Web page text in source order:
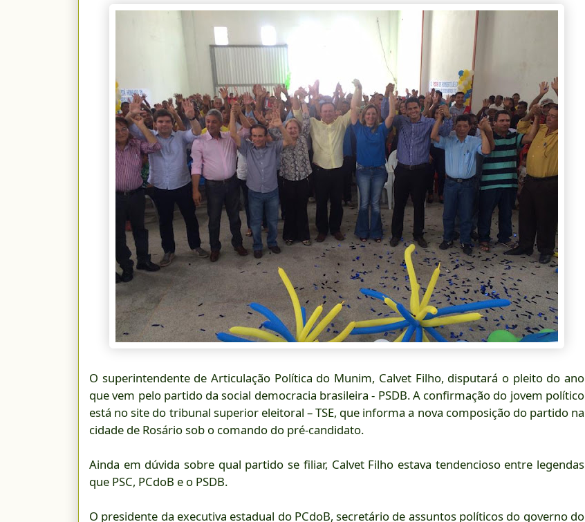
O superintendente de Articulação Política do Munim, Calvet Filho, disputará o pleito do ano
que vem pelo partido da social democracia brasileira - PSDB. A confirmação do jovem político
está no site do tribunal superior eleitoral – TSE, que informa a nova composição do partido na
cidade de Rosário sob o comando do pré-candidato.
Ainda em dúvida sobre qual partido se filiar, Calvet Filho estava tendencioso entre legendas
que PSC, PCdoB e o PSDB.
O presidente da executiva estadual do PCdoB, secretário de assuntos políticos do governo do